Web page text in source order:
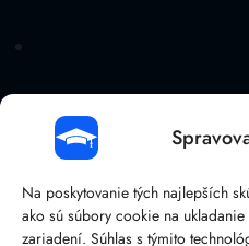
Na poskytovanie tých najlepších
ako sú súbory cookie na
zariadení. Súhlas s týmito